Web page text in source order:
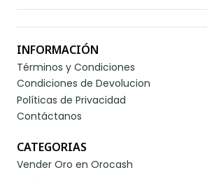
INFORMACIÓN
Términos y Condiciones
Condiciones de Devolucion
Políticas de Privacidad
Contáctanos
CATEGORIAS
Vender Oro en Orocash